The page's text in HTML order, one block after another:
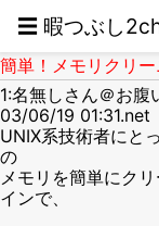
☰ 暇つぶし
簡単！メモリクリ
1:名無しさん＠お腹
03/06/19 01:31.net
UNIX系技術者にと
の
メモリを簡単にク
インで、